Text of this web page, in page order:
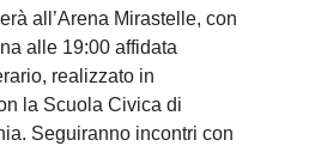
all’Arena Mirastelle, con
alle 19:00 affidata
realizzato in
la Scuola Civica di
Seguiranno incontri con